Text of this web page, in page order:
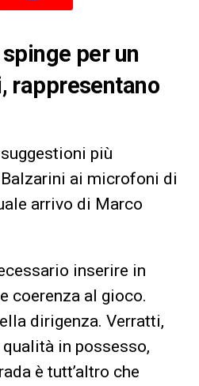
per un
rappresentano
più
ai microfoni di
arrivo di Marco
inserire in
coerenza al gioco.
dirigenza. Verratti,
in possesso,
è tutt’altro che